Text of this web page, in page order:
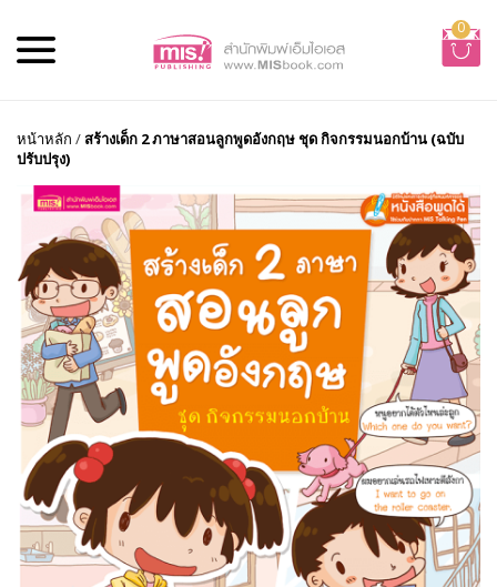
0
หน้าหลัก /สร้างเด็ก 2 ภาษาสอนลูกพูดอังกฤษ ชุด กิจกรรมนอกบ้าน (ฉบับ
ปรับปรุง)